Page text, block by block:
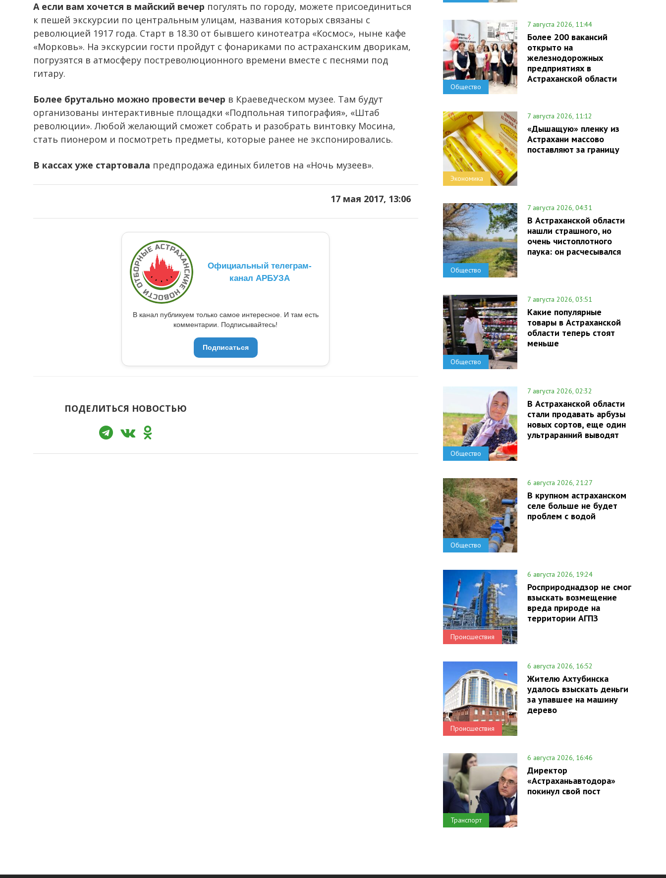
А если вам хочется в майский вечер погулять по городу, можете присоединиться
к пешей экскурсии по центральным улицам, названия которых связаны с
революцией 1917 года. Старт в 18.30 от бывшего кинотеатра «Космос», ныне кафе
«Морковь». На экскурсии гости пройдут с фонариками по астраханским дворикам,
погрузятся в атмосферу постреволюционного времени вместе с песнями под
гитару.
Более брутально можно провести вечер в Краеведческом музее. Там будут
организованы интерактивные площадки «Подпольная типография», «Штаб
революции». Любой желающий сможет собрать и разобрать винтовку Мосина,
стать пионером и посмотреть предметы, которые ранее не экспонировались.
В кассах уже стартовала предпродажа единых билетов на «Ночь музеев».
17 мая 2017, 13:06
Официальный телеграм-
канал АРБУЗА
В канал публикуем только самое интересное. И там есть
комментарии. Подписывайтесь!
Подписаться
ПОДЕЛИТЬСЯ НОВОСТЬЮ
Общество
7 августа 2026, 11:44
Более 200 вакансий
открыто на
железнодорожных
предприятиях в
Астраханской области
Экономика
7 августа 2026, 11:12
«Дышащую» пленку из
Астрахани массово
поставляют за границу
Общество
7 августа 2026, 04:31
В Астраханской области
нашли страшного, но
очень чистоплотного
паука: он расчесывался
Общество
7 августа 2026, 03:51
Какие популярные
товары в Астраханской
области теперь стоят
меньше
Общество
7 августа 2026, 02:32
В Астраханской области
стали продавать арбузы
новых сортов, еще один
ультраранний выводят
Общество
6 августа 2026, 21:27
В крупном астраханском
селе больше не будет
проблем с водой
Происшествия
6 августа 2026, 19:24
Росприроднадзор не смог
взыскать возмещение
вреда природе на
территории АГПЗ
Происшествия
6 августа 2026, 16:52
Жителю Ахтубинска
удалось взыскать деньги
за упавшее на машину
дерево
Транспорт
6 августа 2026, 16:46
Директор
«Астраханьавтодора»
покинул свой пост